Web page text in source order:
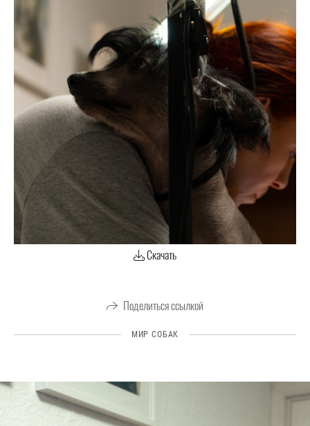
Скачать
Поделиться ссылкой
МИР СОБАК